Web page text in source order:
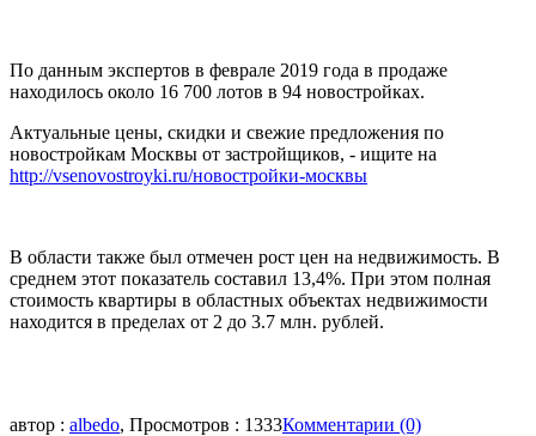
По данным экспертов в феврале 2019 года в продаже
находилось около 16 700 лотов в 94 новостройках.
Актуальные цены, скидки и свежие предложения по
новостройкам Москвы от застройщиков, - ищите на
http://vsenovostroyki.ru/новостройки-москвы
В области также был отмечен рост цен на недвижимость. В
среднем этот показатель составил 13,4%. При этом полная
стоимость квартиры в областных объектах недвижимости
находится в пределах от 2 до 3.7 млн. рублей.
автор : albedo, Просмотров : 1333Комментарии (0)